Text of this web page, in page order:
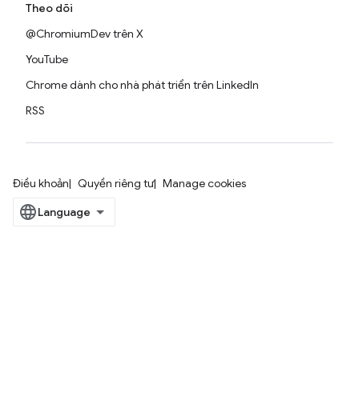
Theo dõi
@ChromiumDev trên X
YouTube
Chrome dành cho nhà phát triển trên LinkedIn
RSS
Điều khoản Quyền riêng tư Manage cookies